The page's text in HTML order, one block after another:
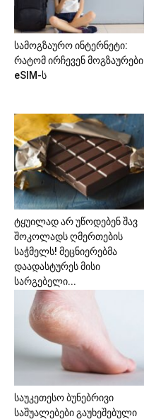
სამოგზაურო ინტერნეტი:
რატომ ირჩევენ მოგზაურები
eSIM-ს
ტყუილად არ უწოდებენ შავ
შოკოლადს ღმერთების
საჭმელს! მეცნიერებმა
დაადასტურეს მისი
სარგებელი...
საუკეთესო ბუნებრივი
საშუალებები გაუხეშებული